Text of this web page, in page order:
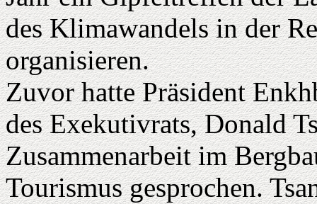
des Klimawandels in der
organisieren.
Zuvor hatte Präsident
des Exekutivrats, Donald
Zusammenarbeit im
Tourismus gesprochen.